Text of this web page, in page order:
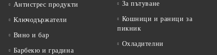
Антистрес продукти
Ключодържатели
Вино и бар
Барбекю и градина
За пътуване
Кошници и раници за
пикник
Охладителни